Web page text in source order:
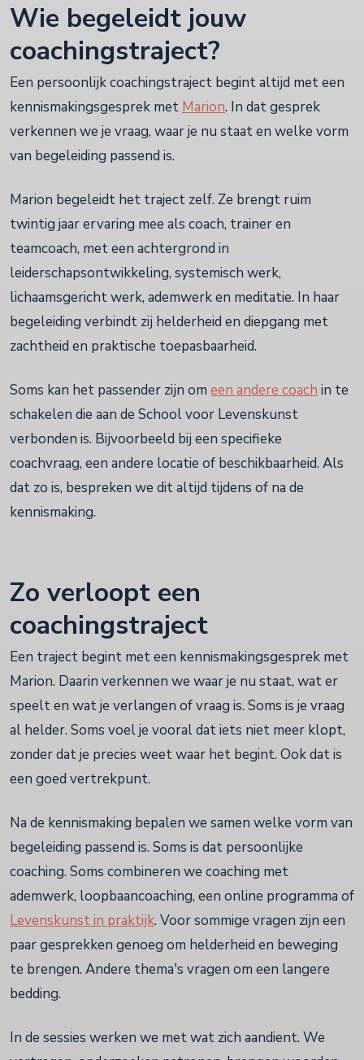
Wie begeleidt jouw
coachingstraject?
Een persoonlijk coachingstraject begint altijd met een
kennismakingsgesprek met Marion. In dat gesprek
verkennen we je vraag, waar je nu staat en welke vorm
van begeleiding passend is.
Marion begeleidt het traject zelf. Ze brengt ruim
twintig jaar ervaring mee als coach, trainer en
teamcoach, met een achtergrond in
leiderschapsontwikkeling, systemisch werk,
lichaamsgericht werk, ademwerk en meditatie. In haar
begeleiding verbindt zij helderheid en diepgang met
zachtheid en praktische toepasbaarheid.
Soms kan het passender zijn om een andere coach in te
schakelen die aan de School voor Levenskunst
verbonden is. Bijvoorbeeld bij een specifieke
coachvraag, een andere locatie of beschikbaarheid. Als
dat zo is, bespreken we dit altijd tijdens of na de
kennismaking.
Zo verloopt een
coachingstraject
Een traject begint met een kennismakingsgesprek met
Marion. Daarin verkennen we waar je nu staat, wat er
speelt en wat je verlangen of vraag is. Soms is je vraag
al helder. Soms voel je vooral dat iets niet meer klopt,
zonder dat je precies weet waar het begint. Ook dat is
een goed vertrekpunt.
Na de kennismaking bepalen we samen welke vorm van
begeleiding passend is. Soms is dat persoonlijke
coaching. Soms combineren we coaching met
ademwerk, loopbaancoaching, een online programma of
Levenskunst in praktijk. Voor sommige vragen zijn een
paar gesprekken genoeg om helderheid en beweging
te brengen. Andere thema's vragen om een langere
bedding.
In de sessies werken we met wat zich aandient. We